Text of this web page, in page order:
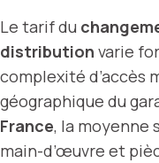
Le tarif du
distribution varie
complexité d’accès
géographique du
France, la moyenne
main-d’œuvre et